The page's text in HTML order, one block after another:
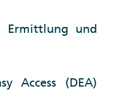
Ermittlung und
Access (DEA)